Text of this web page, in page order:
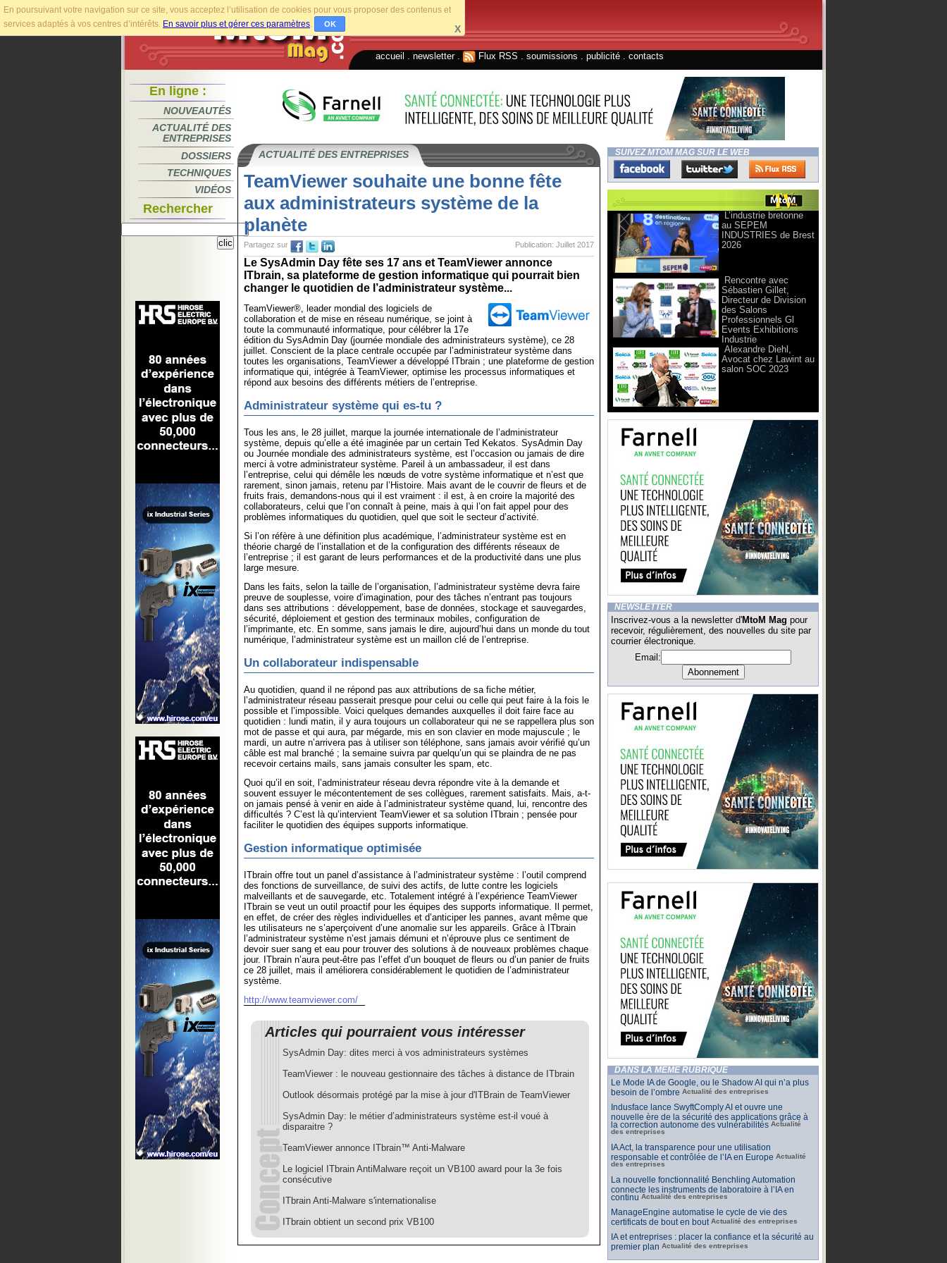
En poursuivant votre navigation sur ce site, vous acceptez l’utilisation de cookies pour vous proposer des contenus et
services adaptés à vos centres d’intérêts. En savoir plus et gérer ces paramètres. OK X
accueil newsletter. Flux RSS soumissions publicité contacts
En ligne :
NOUVEAUTÉS
ACTUALITÉ DES
ENTREPRISES
DOSSIERS
TECHNIQUES
VIDÉOS
Rechercher
ACTUALITÉ DES ENTREPRISES
TeamViewer souhaite une bonne fête
aux administrateurs système de la
planète
Publication: Juillet 2017
Partagez sur
Le SysAdmin Day fête ses 17 ans et TeamViewer annonce
ITbrain, sa plateforme de gestion informatique qui pourrait bien
changer le quotidien de l’administrateur système...
TeamViewer®, leader mondial des logiciels de
collaboration et de mise en réseau numérique, se joint à
toute la communauté informatique, pour célébrer la 17e
édition du SysAdmin Day (journée mondiale des administrateurs système), ce 28
juillet. Conscient de la place centrale occupée par l’administrateur système dans
toutes les organisations, TeamViewer a développé ITbrain ; une plateforme de gestion
informatique qui, intégrée à TeamViewer, optimise les processus informatiques et
répond aux besoins des différents métiers de l’entreprise.
Administrateur système qui es-tu ?
Tous les ans, le 28 juillet, marque la journée internationale de l’administrateur
système, depuis qu’elle a été imaginée par un certain Ted Kekatos. SysAdmin Day
ou Journée mondiale des administrateurs système, est l’occasion ou jamais de dire
merci à votre administrateur système. Pareil à un ambassadeur, il est dans
l’entreprise, celui qui démêle les nœuds de votre système informatique et n’est que
rarement, sinon jamais, retenu par l’Histoire. Mais avant de le couvrir de fleurs et de
fruits frais, demandons-nous qui il est vraiment : il est, à en croire la majorité des
collaborateurs, celui que l’on connaît à peine, mais à qui l’on fait appel pour des
problèmes informatiques du quotidien, quel que soit le secteur d’activité.
Si l’on réfère à une définition plus académique, l’administrateur système est en
théorie chargé de l’installation et de la configuration des différents réseaux de
l’entreprise ; il est garant de leurs performances et de la productivité dans une plus
large mesure.
Dans les faits, selon la taille de l’organisation, l’administrateur système devra faire
preuve de souplesse, voire d’imagination, pour des tâches n’entrant pas toujours
dans ses attributions : développement, base de données, stockage et sauvegardes,
sécurité, déploiement et gestion des terminaux mobiles, configuration de
l’imprimante, etc. En somme, sans jamais le dire, aujourd’hui dans un monde du tout
numérique, l’administrateur système est un maillon clé de l’entreprise.
Un collaborateur indispensable
Au quotidien, quand il ne répond pas aux attributions de sa fiche métier,
l’administrateur réseau passerait presque pour celui ou celle qui peut faire à la fois le
possible et l’impossible. Voici quelques demandes auxquelles il doit faire face au
quotidien : lundi matin, il y aura toujours un collaborateur qui ne se rappellera plus son
mot de passe et qui aura, par mégarde, mis en son clavier en mode majuscule ; le
mardi, un autre n’arrivera pas à utiliser son téléphone, sans jamais avoir vérifié qu’un
câble est mal branché ; la semaine suivra par quelqu’un qui se plaindra de ne pas
recevoir certains mails, sans jamais consulter les spam, etc.
Quoi qu’il en soit, l’administrateur réseau devra répondre vite à la demande et
souvent essuyer le mécontentement de ses collègues, rarement satisfaits. Mais, a-t-
on jamais pensé à venir en aide à l’administrateur système quand, lui, rencontre des
difficultés ? C’est là qu’intervient TeamViewer et sa solution ITbrain ; pensée pour
faciliter le quotidien des équipes supports informatique.
Gestion informatique optimisée
ITbrain offre tout un panel d’assistance à l’administrateur système : l’outil comprend
des fonctions de surveillance, de suivi des actifs, de lutte contre les logiciels
malveillants et de sauvegarde, etc. Totalement intégré à l’expérience TeamViewer
ITbrain se veut un outil proactif pour les équipes des supports informatique. Il permet,
en effet, de créer des règles individuelles et d’anticiper les pannes, avant même que
les utilisateurs ne s’aperçoivent d’une anomalie sur les appareils. Grâce à ITbrain
l’administrateur système n’est jamais démuni et n’éprouve plus ce sentiment de
devoir suer sang et eau pour trouver des solutions à de nouveaux problèmes chaque
jour. ITbrain n’aura peut-être pas l’effet d’un bouquet de fleurs ou d’un panier de fruits
ce 28 juillet, mais il améliorera considérablement le quotidien de l’administrateur
système.
http://www.teamviewer.com/
Articles qui pourraient vous intéresser
SysAdmin Day: dites merci à vos administrateurs systèmes
TeamViewer : le nouveau gestionnaire des tâches à distance de ITbrain
Outlook désormais protégé par la mise à jour d'ITBrain de TeamViewer
SysAdmin Day: le métier d’administrateurs système est-il voué à
disparaitre ?
TeamViewer annonce ITbrain™ Anti-Malware
Le logiciel ITbrain AntiMalware reçoit un VB100 award pour la 3e fois
consécutive
ITbrain Anti-Malware s'internationalise
ITbrain obtient un second prix VB100
SUIVEZ MTOM MAG SUR LE WEB
L’industrie bretonne
au SEPEM
INDUSTRIES de Brest
2026
Rencontre avec
Sébastien Gillet,
Directeur de Division
des Salons
Professionnels Gl
Events Exhibitions
Industrie
Alexandre Diehl,
Avocat chez Lawint au
salon SOC 2023
NEWSLETTER
Inscrivez-vous a la newsletter d'MtoM Mag pour
recevoir, régulièrement, des nouvelles du site par
courrier électronique.
Email:
DANS LA MÊME RUBRIQUE
Le Mode IA de Google, ou le Shadow AI qui n’a plus
besoin de l’ombre Actualité des entreprises
Indusface lance SwyftComply AI et ouvre une
nouvelle ère de la sécurité des applications grâce à
la correction autonome des vulnérabilités Actualité
des entreprises
IA Act, la transparence pour une utilisation
responsable et contrôlée de l’IA en Europe Actualité
des entreprises
La nouvelle fonctionnalité Benchling Automation
connecte les instruments de laboratoire à l’IA en
continu Actualité des entreprises
ManageEngine automatise le cycle de vie des
certificats de bout en bout Actualité des entreprises
IA et entreprises : placer la confiance et la sécurité au
premier plan Actualité des entreprises